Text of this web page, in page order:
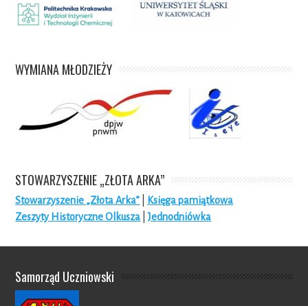
WYMIANA MŁODZIEŻY
STOWARZYSZENIE „ZŁOTA ARKA”
Stowarzyszenie „Złota Arka”
Księga pamiątkowa
Zeszyty Historyczne Olkusza |Jednodniówka
Samorząd Uczniowski